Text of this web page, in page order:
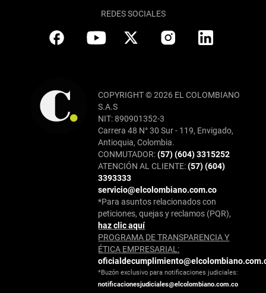
REDES SOCIALES
COPYRIGHT © 2026 EL COLOMBIANO
S.A.S
NIT: 890901352-3
Carrera 48 N° 30 Sur - 119, Envigado,
Antioquia, Colombia.
CONMUTADOR:(57) (604) 3315252
ATENCIÓN AL CLIENTE:(57) (604)
3393333
servicio@elcolombiano.com.co
*Para asuntos relacionados con
peticiones, quejas y reclamos (PQR),
haz clic aquí
PROGRAMA DE TRANSPARENCIA Y
ÉTICA EMPRESARIAL:
*Buzón exclusivo para notificaciones judiciales:
notificacionesjudiciales@elcolombiano.com.co